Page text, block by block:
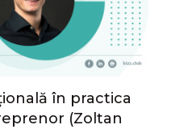
în practica
(Zoltan